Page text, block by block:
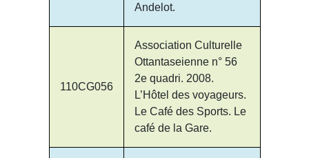
Andelot.
110CG056
Association Culturelle
Ottantaseienne n° 56
2e quadri. 2008.
L’Hôtel des voyageurs.
Le Café des Sports. Le
café de la Gare.